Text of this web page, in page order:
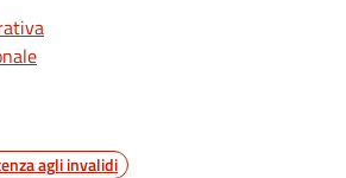
agli invalidi